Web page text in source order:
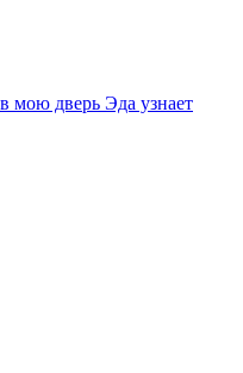
мою дверь Эда узнает